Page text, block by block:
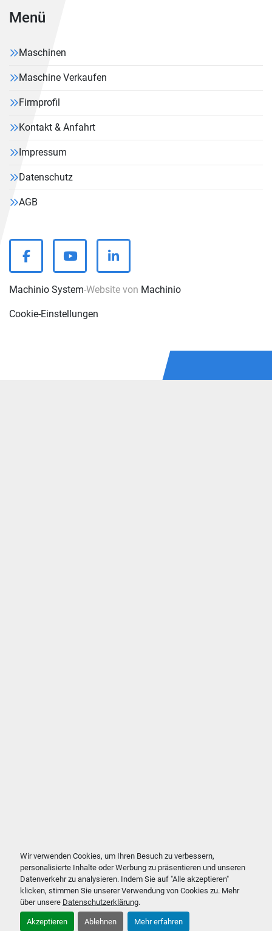
Wir verwenden Cookies, um Ihren Besuch zu verbessern,
personalisierte Inhalte oder Werbung zu präsentieren und unseren
Datenverkehr zu analysieren. Indem Sie auf "Alle akzeptieren"
klicken, stimmen Sie unserer Verwendung von Cookies zu. Mehr
über unsere Datenschutzerklärung.
Akzeptieren Ablehnen Mehr erfahren
Menü
Maschinen
Maschine Verkaufen
Firmprofil
Kontakt & Anfahrt
Impressum
Datenschutz
AGB
facebookyoutubelinkedin
Machinio System-Website von Machinio
Cookie-Einstellungen